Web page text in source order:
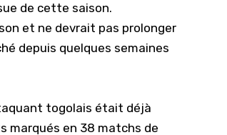
de cette saison.
et ne devrait pas prolonger
depuis quelques semaines
togolais était déjà
marqués en 38 matchs de